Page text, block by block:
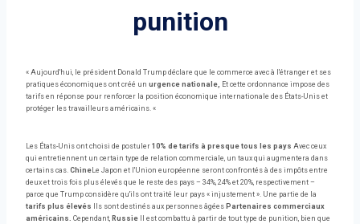
punition
« Aujourd'hui, le président Donald Trump déclare que le commerce avec à l'étranger et ses
pratiques économiques ont créé un urgence nationale, Et cette ordonnance impose des
tarifs en réponse pour renforcer la position économique internationale des États-Unis et
protéger les travailleurs américains. «
Les États-Unis ont choisi de postuler 10% de tarifs à presque tous les pays Avec ceux
qui entretiennent un certain type de relation commerciale, un taux qui augmentera dans
certains cas. ChineLe Japon et l'Union européenne seront confrontés à des impôts entre
deux et trois fois plus élevés que le reste des pays – 34%, 24% et 20%, respectivement –
parce que Trump considère qu'ils ont traité leur pays « injustement ». Une partie de la
tarifs plus élevés Ils sont destinés aux personnes âgées Partenaires commerciaux
américains. Cependant, Russie
Il est combattu à partir de tout type de punition, bien que